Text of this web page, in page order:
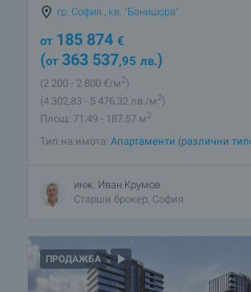
гр. София кв. "Банишора"
от 185 874 €
(от 363 537,95 лв.)
(2 200 - 2 800 €/м2)
(4 302,83 - 5 476,32 лв./м2)
Площ: 71.49 - 187.57 м2
Тип на имота: Апартаменти (различни
инж. Иван Крумов
Старши брокер, София
ПРОДАЖБА